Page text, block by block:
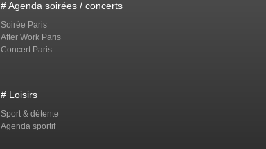
# Agenda soirées / concerts
Soirée Paris
After Work Paris
Concert Paris
# Loisirs
Sport & détente
Agenda sportif